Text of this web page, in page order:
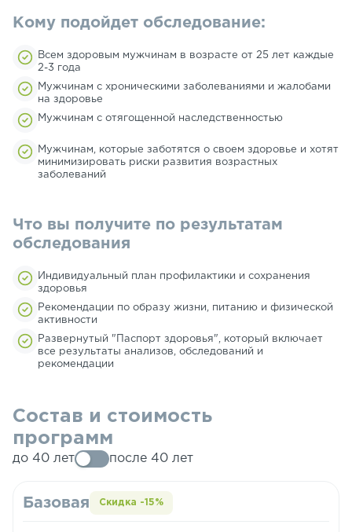
Кому подойдет обследование:
Всем здоровым мужчинам в возрасте от 25 лет каждые
2-3 года
Мужчинам с хроническими заболеваниями и жалобами
на здоровье
Мужчинам с отягощенной наследственностью
Мужчинам, которые заботятся о своем здоровье и хотят
минимизировать риски развития возрастных
заболеваний
Что вы получите по результатам
обследования
Индивидуальный план профилактики и сохранения
здоровья
Рекомендации по образу жизни, питанию и физической
активности
Развернутый "Паспорт здоровья", который включает
все результаты анализов, обследований и
рекомендации
Состав и стоимость
программ
до 40 лет после 40 лет
Базовая Скидка -15%